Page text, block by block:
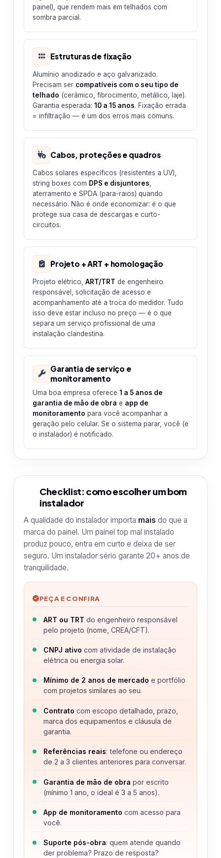
painel), que rendem mais em telhados com
sombra parcial.
Estruturas de fixação
Alumínio anodizado e aço galvanizado.
Precisam ser compatíveis com o seu tipo de
telhado (cerâmico, fibrocimento, metálico, laje).
Garantia esperada: 10 a 15 anos. Fixação errada
= infiltração — é um dos erros mais comuns.
Cabos, proteções e quadros
Cabos solares específicos (resistentes a UV),
string boxes com DPS e disjuntores,
aterramento e SPDA (para-raios) quando
necessário. Não é onde economizar: é o que
protege sua casa de descargas e curto-
circuitos.
Projeto + ART + homologação
Projeto elétrico, ART/TRT de engenheiro
responsável, solicitação de acesso e
acompanhamento até a troca do medidor. Tudo
isso deve estar incluso no preço — é o que
separa um serviço profissional de uma
instalação clandestina.
Garantia de serviço e
monitoramento
Uma boa empresa oferece 1 a 5 anos de
garantia de mão de obra e app de
monitoramento para você acompanhar a
geração pelo celular. Se o sistema parar, você (e
o instalador) é notificado.
Checklist: como escolher um bom
instalador
A qualidade do instalador importa mais do que a
marca do painel. Um painel top mal instalado
produz pouco, entra em curto e deixa de ser
seguro. Um instalador sério garante 20+ anos de
tranquilidade.
PEÇA E CONFIRA
ART ou TRT do engenheiro responsável
pelo projeto (nome, CREA/CFT).
CNPJ ativo com atividade de instalação
elétrica ou energia solar.
Mínimo de 2 anos de mercado e portfólio
com projetos similares ao seu.
Contrato com escopo detalhado, prazo,
marca dos equipamentos e cláusula de
garantia.
Referências reais: telefone ou endereço
de 2 a 3 clientes anteriores para conversar.
Garantia de mão de obra por escrito
(mínimo 1 ano, o ideal é 3 a 5 anos).
App de monitoramento com acesso para
você.
Suporte pós-obra: quem atende quando
der problema? Prazo de resposta?